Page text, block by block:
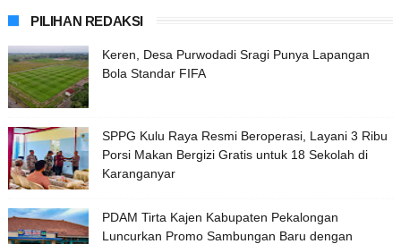
PILIHAN REDAKSI
Keren, Desa Purwodadi Sragi Punya Lapangan
Bola Standar FIFA
SPPG Kulu Raya Resmi Beroperasi, Layani 3 Ribu
Porsi Makan Bergizi Gratis untuk 18 Sekolah di
Karanganyar
PDAM Tirta Kajen Kabupaten Pekalongan
Luncurkan Promo Sambungan Baru dengan